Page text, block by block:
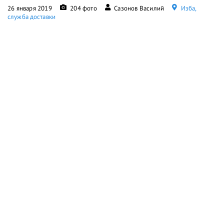
26 января 2019 204 фото Сазонов Василий
Изба,
служба доставки